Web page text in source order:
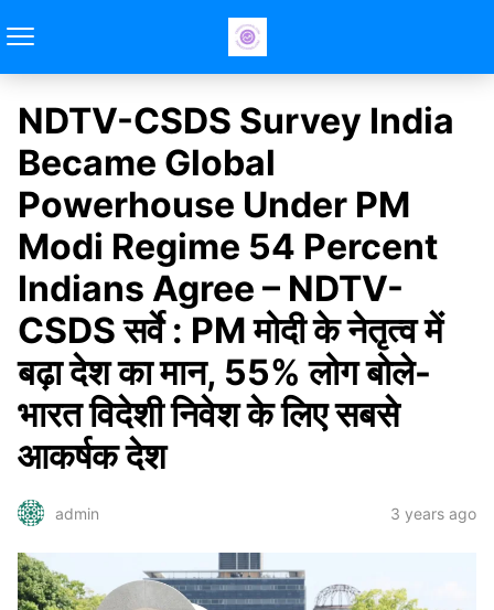
NDTV-CSDS Survey India
Became Global
Powerhouse Under PM
Modi Regime 54 Percent
Indians Agree – NDTV-
CSDS सर्वे : PM मोदी के नेतृत्व में
बढ़ा देश का मान, 55% लोग बोले-
भारत विदेशी निवेश के लिए सबसे
आकर्षक देश
admin 3 years ago